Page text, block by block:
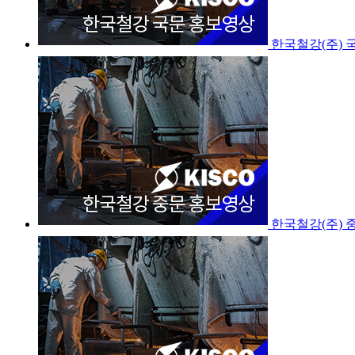
한국철강(주)
한국철강(주)